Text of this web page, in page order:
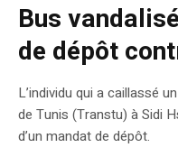
Bus
de dépôt
L’individu qui a caillassé
de Tunis (Transtu) à Sidi
d’un mandat de dépôt.